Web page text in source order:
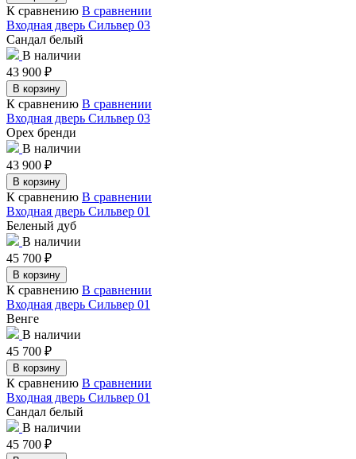
К сравнению В сравнении
Входная дверь Сильвер 03
Сандал белый
В наличии
43 900 ₽
В корзину
К сравнению В сравнении
Входная дверь Сильвер 03
Орех бренди
В наличии
43 900 ₽
В корзину
К сравнению В сравнении
Входная дверь Сильвер 01
Беленый дуб
В наличии
45 700 ₽
В корзину
К сравнению В сравнении
Входная дверь Сильвер 01
Венге
В наличии
45 700 ₽
В корзину
К сравнению В сравнении
Входная дверь Сильвер 01
Сандал белый
В наличии
45 700 ₽